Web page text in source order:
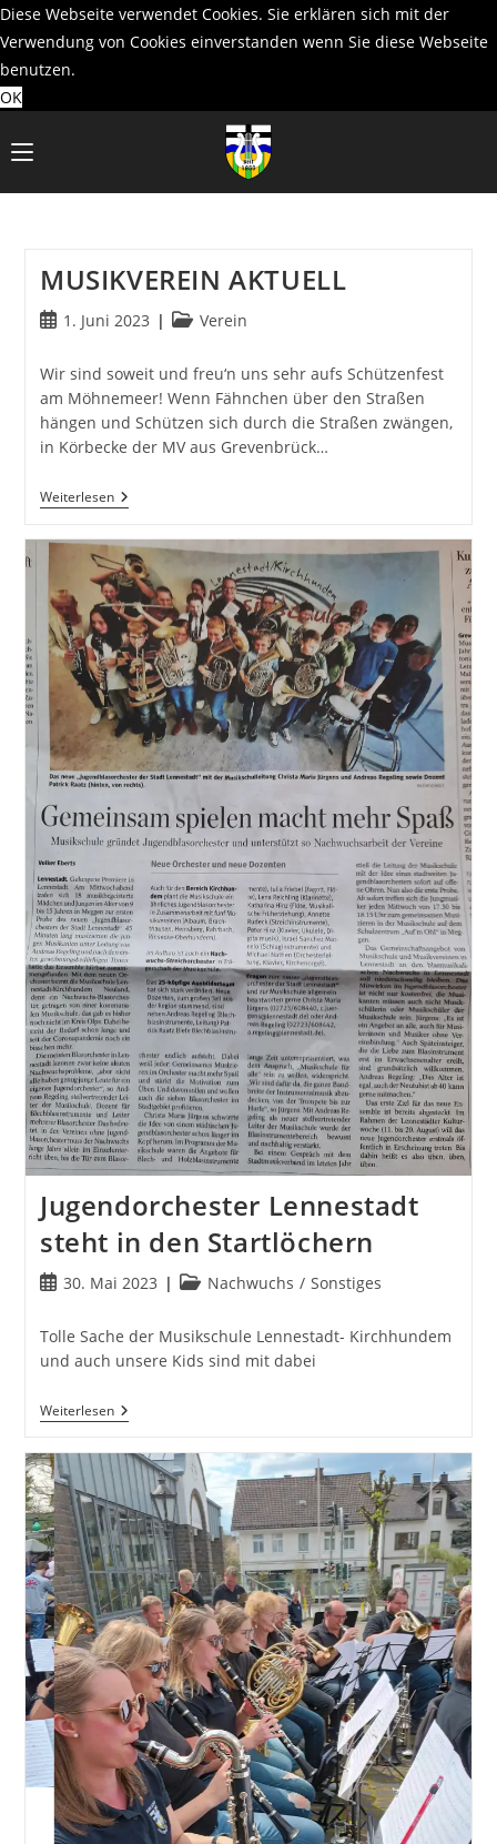
Diese Webseite verwendet Cookies. Sie erklären sich mit der
Verwendung von Cookies einverstanden wenn Sie diese Webseite
benutzen.
OK
Inhalt
MUSIKVEREIN AKTUELL
Beitrag1. Juni 2023
Beitrags-
Verein
Wir sind soweit und freu‘n uns sehr aufs Schützenfest
am Möhnemeer! Wenn Fähnchen über den Straßen
hängen und Schützen sich durch die Straßen zwängen,
in Körbecke der MV aus Grevenbrück…
WeiterlesenMUSIKVEREIN
AKTUELL
Jugendorchester Lennestadt
steht in den Startlöchern
Beitrag
30. Mai 2023
Beitrags-
Nachwuchs / Sonstiges
Tolle Sache der Musikschule Lennestadt- Kirchhundem
und auch unsere Kids sind mit dabei
WeiterlesenJugendorchester
Lennestadt
In
Den
Startlöchern